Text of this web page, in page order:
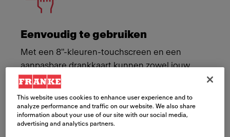
Eenvoudig te gebruiken
Met een 8"-kleuren-touchscreen en een
aanpasbare drankkaart kunnen zowel jouw
personeel als jouw gasten met gemak een
This website uses cookies to enhance user experience and to
analyze performance and traffic on our website. We also share
information about your use of our site with our social media,
advertising and analytics partners.